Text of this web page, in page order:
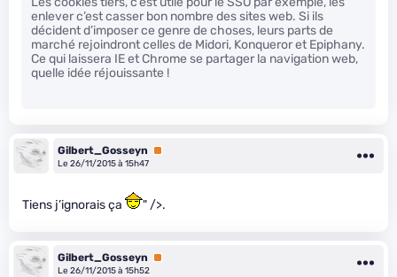
enlever c’est casser bon nombre des sites web. Si ils
décident d’imposer ce genre de choses, leurs parts de
marché rejoindront celles de Midori, Konqueror et Epiphany.
Ce qui laissera IE et Chrome se partager la navigation web,
quelle idée réjouissante !
Gilbert_Gosseyn
Premium
Le 26/11/2015 à 15h47
Tiens j’ignorais ça " />.
Gilbert_Gosseyn
Premium
Le 26/11/2015 à 15h52